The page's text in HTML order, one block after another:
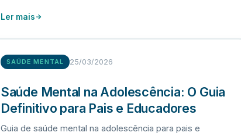
Ler mais
SAÚDE MENTAL 25/03/2026
Saúde Mental na Adolescência: O Guia
Definitivo para Pais e Educadores
Guia de saúde mental na adolescência para pais e